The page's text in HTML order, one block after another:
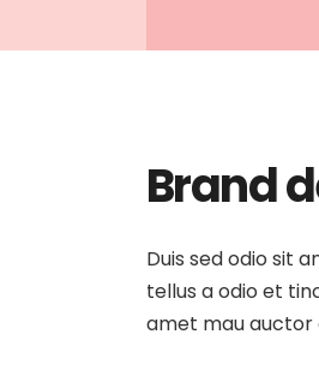
Brand
Duis sed odio sit
tellus a odio et
amet mau auctor